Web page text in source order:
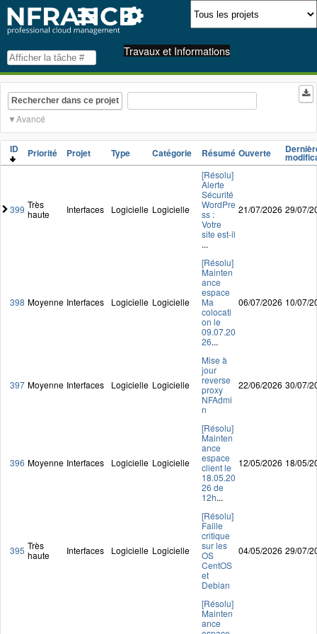
Travaux et Informations
Rechercher dans ce projet
Avancé
ID Priorité Projet Type Catégorie Résumé Ouverte
399 Très
haute
Interfaces Logicielle Logicielle
[Résolu]
Alerte
Sécurité
WordPre
ss :
Votre
site est-il
...
21/07/2026 29/07/
398 Moyenne Interfaces Logicielle Logicielle
[Résolu]
Mainten
ance
espace
Ma
colocati
on le
09.07.20
26...
06/07/2026 10/07/
397 Moyenne Interfaces Logicielle Logicielle
Mise à
jour
reverse
proxy
NFAdmi
n
22/06/2026 30/07/
396 Moyenne Interfaces Logicielle Logicielle
[Résolu]
Mainten
ance
espace
client le
18.05.20
26 de
12h...
12/05/2026 18/05/
395 Très
haute
Interfaces Logicielle Logicielle
[Résolu]
Faille
critique
sur les
OS
CentOS
et
Debian
04/05/2026 29/07/
[Résolu]
Mainten
ance